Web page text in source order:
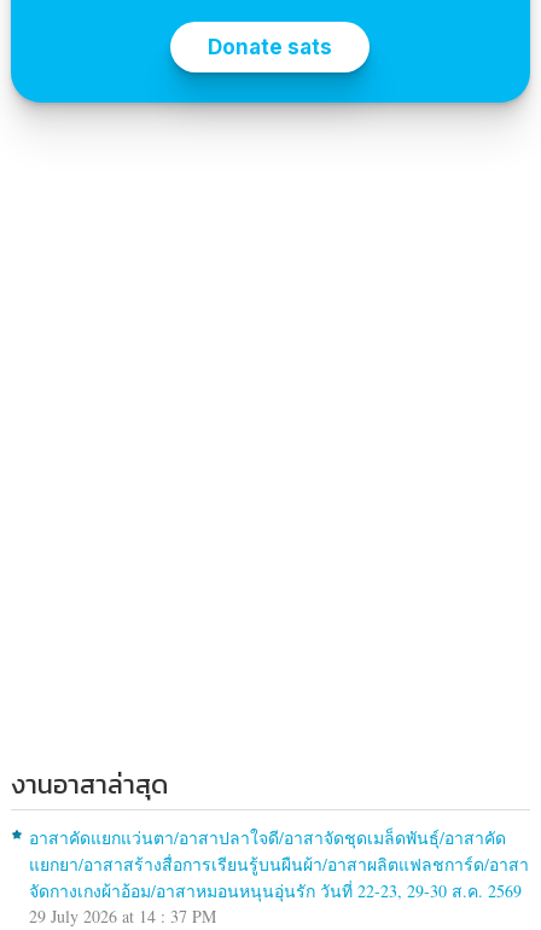
งานอาสาล่าสุด
อาสาคัดแยกแว่นตา/อาสาปลาใจดี/อาสาจัดชุดเมล็ดพันธุ์/อาสาคัด
แยกยา/อาสาสร้างสื่อการเรียนรู้บนผืนผ้า/อาสาผลิตแฟลชการ์ด/อาสา
จัดกางเกงผ้าอ้อม/อาสาหมอนหนุนอุ่นรัก วันที่ 22-23, 29-30 ส.ค. 2569
29 July 2026 at 14 : 37 PM